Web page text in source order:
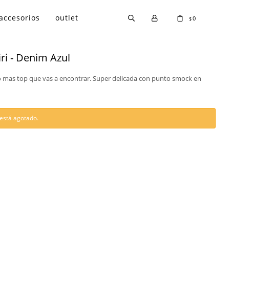
outlet $0
- Denim Azul
mas top que vas a encontrar. Super delicada con punto smock en
agotado.